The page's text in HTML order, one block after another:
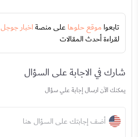
تابعواموقع حلوهاعلى منصةاخبار جوجل
لقراءة أحدث المقالات
شارك في الاجابة على السؤال
يمكنك الآن ارسال إجابة علي سؤال
أضف إجابتك على السؤال هنا